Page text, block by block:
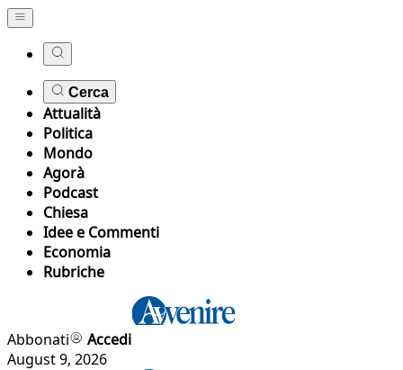
Cerca
Attualità
Politica
Mondo
Agorà
Podcast
Chiesa
Idee e Commenti
Economia
Rubriche
Abbonati
Accedi
August 9, 2026